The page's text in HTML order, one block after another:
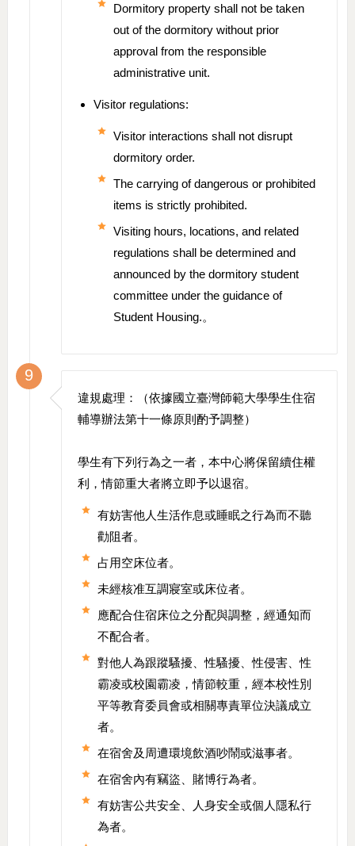
Dormitory property shall not be taken
out of the dormitory without prior
approval from the responsible
administrative unit.
Visitor regulations:
Visitor interactions shall not disrupt
dormitory order.
The carrying of dangerous or prohibited
items is strictly prohibited.
Visiting hours, locations, and related
regulations shall be determined and
announced by the dormitory student
committee under the guidance of
Student Housing.。
9
違規處理：（依據國立臺灣師範大學學生住宿
輔導辦法第十一條原則酌予調整）
學生有下列行為之一者，本中心將保留續住權
利，情節重大者將立即予以退宿。
有妨害他人生活作息或睡眠之行為而不聽
勸阻者。
占用空床位者。
未經核准互調寢室或床位者。
應配合住宿床位之分配與調整，經通知而
不配合者。
對他人為跟蹤騷擾、性騷擾、性侵害、性
霸凌或校園霸凌，情節較重，經本校性別
平等教育委員會或相關專責單位決議成立
者。
在宿舍及周遭環境飲酒吵鬧或滋事者。
在宿舍內有竊盜、賭博行為者。
有妨害公共安全、人身安全或個人隱私行
為者。